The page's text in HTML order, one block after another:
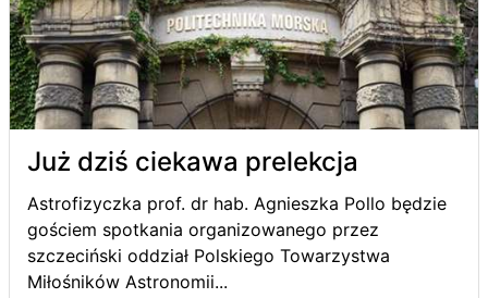
Już dziś ciekawa prelekcja
Astrofizyczka prof. dr hab. Agnieszka Pollo będzie
gościem spotkania organizowanego przez
szczeciński oddział Polskiego Towarzystwa
Miłośników Astronomii...